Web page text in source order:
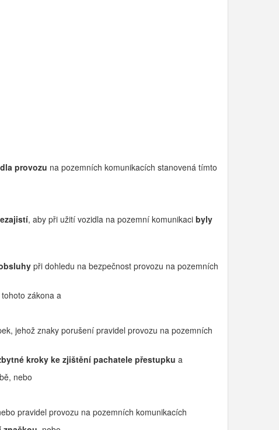
provozu na pozemních komunikacích stanovená tímto
, aby při užití vozidla na pozemní komunikaci byly
při dohledu na bezpečnost provozu na pozemních
zákona a
jehož znaky porušení pravidel provozu na pozemních
kroky ke zjištění pachatele přestupku a
nebo
pravidel provozu na pozemních komunikacích